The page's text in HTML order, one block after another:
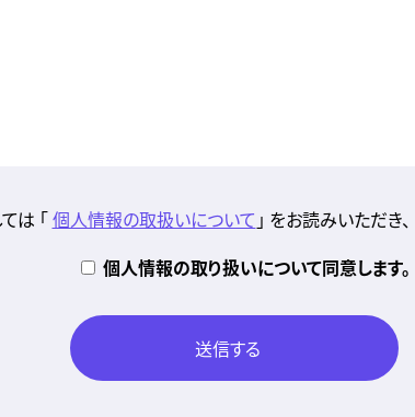
は 「個人情報の取扱いについて 」 をお読みいただき、
個人情報の取り扱いについて同意します。